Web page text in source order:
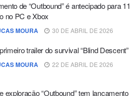
de “Outbound” é antecipado para 11
no PC e Xbox
MOURA 30 DE ABRIL DE 2026
trailer do survival “Blind Descent”
MOURA 22 DE ABRIL DE 2026
exploração “Outbound” tem lançamento